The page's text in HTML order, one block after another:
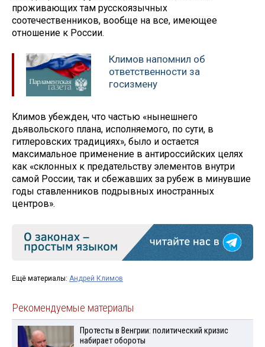
проживающих там русскоязычных
соотечественников, вообще на все, имеющее
отношение к России.
Климов напомнил об
ответственности за
госизмену
Климов убежден, что частью «нынешнего
дьявольского плана, исполняемого, по сути, в
гитлеровских традициях», было и остается
максимальное применение в антироссийских целях
как «склонных к предательству элементов внутри
самой России, так и сбежавших за рубеж в минувшие
годы ставленников подрывных иностранных
центров».
Ещё материалы: Андрей Климов
Рекомендуемые материалы
Протесты в Венгрии: политический кризис
набирает обороты